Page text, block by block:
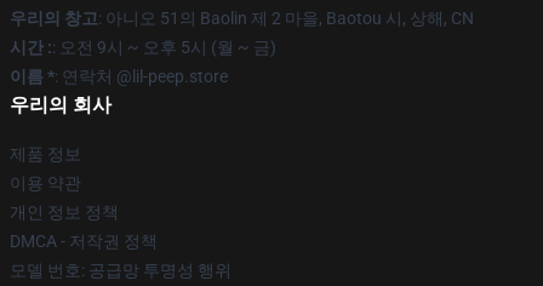
우리의 창고: 아니오 51의 Baolin 제 2 마을, Baotou 시, 상해, CN
시간 :: 오전 9시 ~ 오후 5시 (월 ~ 금)
이름 *: 연락처 @lil-peep.store
우리의 회사
제품 정보
이용 약관
개인 정보 정책
DMCA - 저작권 정책
모델 번호: 공급망 투명성 행위